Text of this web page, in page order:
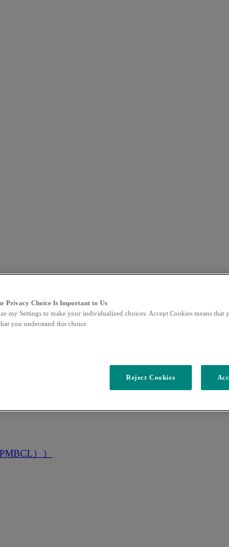
））
Privacy Choice Is Important to Us
my Settings to make your individualized choices. Accept Cookies means that
you understand this choice.
Reject Cookies